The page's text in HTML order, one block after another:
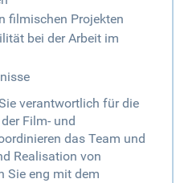
filmischen Projekten
bei der Arbeit im
verantwortlich für die
Film- und
das Team und
Realisation von
Sie eng mit dem